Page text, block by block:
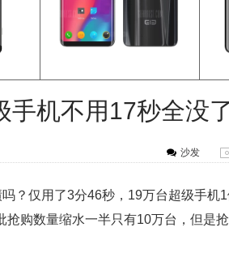
手机不用17秒全没
沙发
？仅用了3分46秒，19万台超级手机
购数量缩水一半只有10万台，但是